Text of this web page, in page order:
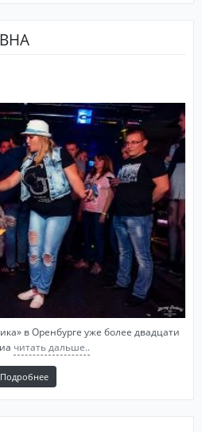
в Оренбурге уже более двадцати
читать дальше..
Подробнее